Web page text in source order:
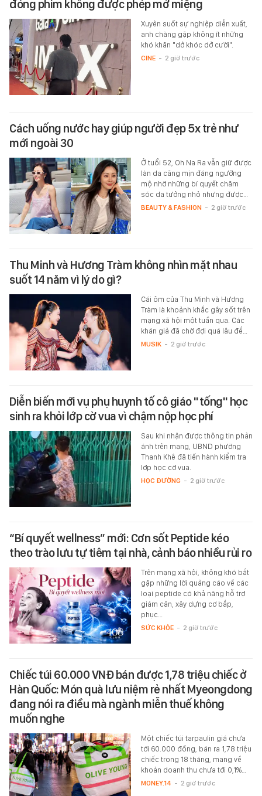
đóng phim không được phép mở miệng
Xuyên suốt sự nghiệp diễn xuất,
anh chàng gặp không ít những
khó khăn "dở khóc dở cười".
CINE - 2 giờ trước
Cách uống nước hay giúp người đẹp 5x trẻ như
mới ngoài 30
Ở tuổi 52, Oh Na Ra vẫn giữ được
làn da căng mịn đáng ngưỡng
mộ nhờ những bí quyết chăm
sóc da tưởng nhỏ nhưng được…
BEAUTY & FASHION - 2 giờ trước
Thu Minh và Hương Tràm không nhìn mặt nhau
suốt 14 năm vì lý do gì?
Cái ôm của Thu Minh và Hương
Tràm là khoảnh khắc gây sốt trên
mạng xã hội một tuần qua. Các
khán giả đã chờ đợi quá lâu để…
MUSIK - 2 giờ trước
Diễn biến mới vụ phụ huynh tố cô giáo "tống" học
sinh ra khỏi lớp cờ vua vì chậm nộp học phí
Sau khi nhận được thông tin phản
ánh trên mạng, UBND phường
Thanh Khê đã tiến hành kiểm tra
lớp học cờ vua.
HỌC ĐƯỜNG - 2 giờ trước
“Bí quyết wellness” mới: Cơn sốt Peptide kéo
theo trào lưu tự tiêm tại nhà, cảnh báo nhiều rủi ro
Trên mạng xã hội, không khó bắt
gặp những lời quảng cáo về các
loại peptide có khả năng hỗ trợ
giảm cân, xây dựng cơ bắp,
phục…
SỨC KHỎE - 2 giờ trước
Chiếc túi 60.000 VNĐ bán được 1,78 triệu chiếc ở
Hàn Quốc: Món quà lưu niệm rẻ nhất Myeongdong
đang nói ra điều mà ngành miễn thuế không
muốn nghe
Một chiếc túi tarpaulin giá chưa
tới 60.000 đồng, bán ra 1,78 triệu
chiếc trong 18 tháng, mang về
khoản doanh thu chưa tới 0,1%…
MONEY.14 - 2 giờ trước